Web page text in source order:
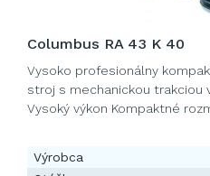
Columbus RA 43 K 40
Vysoko profesionálny
stroj s mechanickou trakciou
Vysoký výkon Kompaktné
Výrobca